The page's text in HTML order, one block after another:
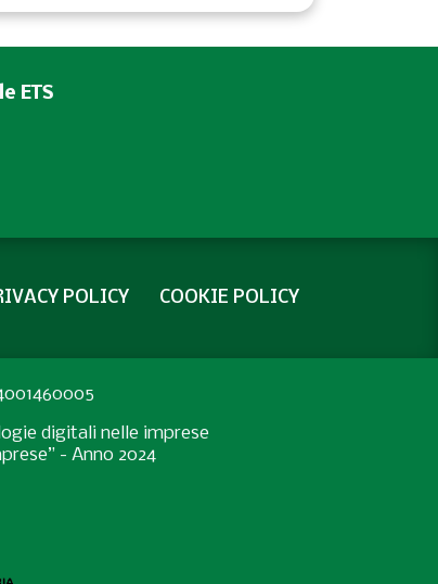
ETS
POLICY COOKIE POLICY
digitali nelle imprese
- Anno 2024